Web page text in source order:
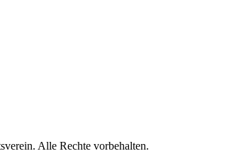
Alle Rechte vorbehalten.